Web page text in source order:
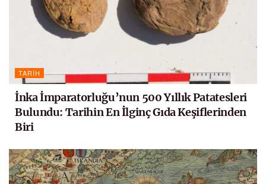
TARIH
İnka İmparatorluğu’nun 500 Yıllık Patatesleri
Bulundu: Tarihin En İlginç Gıda Keşiflerinden
Biri